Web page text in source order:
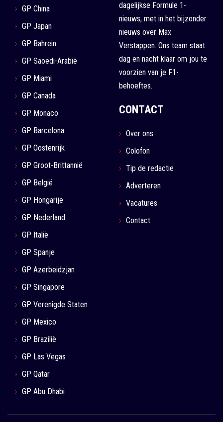
GP China
GP Japan
GP Bahrein
GP Saoedi-Arabië
GP Miami
GP Canada
GP Monaco
GP Barcelona
GP Oostenrijk
GP Groot-Brittannië
GP België
GP Hongarije
GP Nederland
GP Italië
GP Spanje
GP Azerbeidzjan
GP Singapore
GP Verenigde Staten
GP Mexico
GP Brazilië
GP Las Vegas
GP Qatar
GP Abu Dhabi
dagelijkse Formule 1-
nieuws, met in het bijzonder
nieuws over Max
Verstappen. Ons team staat
dag en nacht klaar om jou te
voorzien van je F1-
behoeftes.
CONTACT
Over ons
Colofon
Tip de redactie
Adverteren
Vacatures
Contact